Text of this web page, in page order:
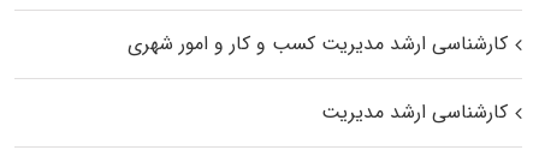
کارشناسی ارشد مدیریت کسب و کار و امور شهری
کارشناسی ارشد مدیریت